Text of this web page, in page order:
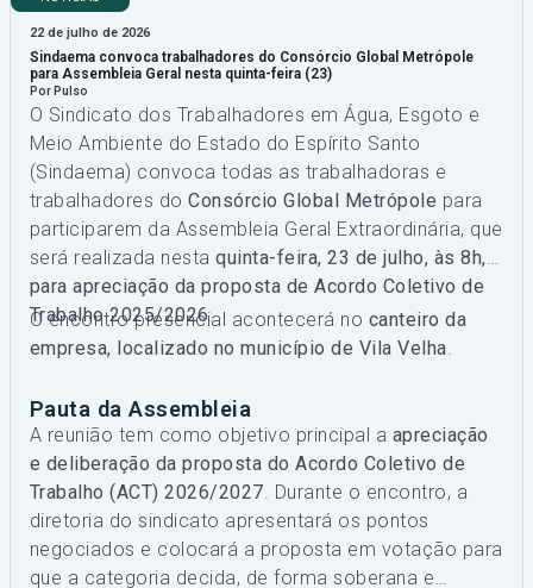
22 de julho de 2026
Sindaema convoca trabalhadores do Consórcio Global Metrópole
para Assembleia Geral nesta quinta-feira (23)
Por Pulso
O Sindicato dos Trabalhadores em Água, Esgoto e
Meio Ambiente do Estado do Espírito Santo
(Sindaema) convoca todas as trabalhadoras e
trabalhadores doConsórcio Global Metrópole para
participarem da Assembleia Geral Extraordinária, que
será realizada nestaquinta-feira, 23 de julho, às 8h,
para apreciação da proposta de Acordo Coletivo de
Trabalho 2025/2026.
O encontro presencial acontecerá no canteiro da
empresa, localizado no município de Vila Velha
Pauta da Assembleia
A reunião tem como objetivo principal a apreciação
e deliberação da proposta do Acordo Coletivo de
Trabalho (ACT) 2026/2027 . Durante o encontro, a
diretoria do sindicato apresentará os pontos
negociados e colocará a proposta em votação para
que a categoria decida, de forma soberana e